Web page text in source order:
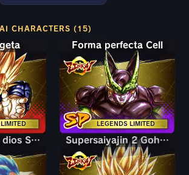
CHARACTERS (15)
LEGENDS LIMITED
Forma perfecta Cell
Supersaiyajin dios SS Goku & Vegeta Supersaiyajin 2 Gohan chico